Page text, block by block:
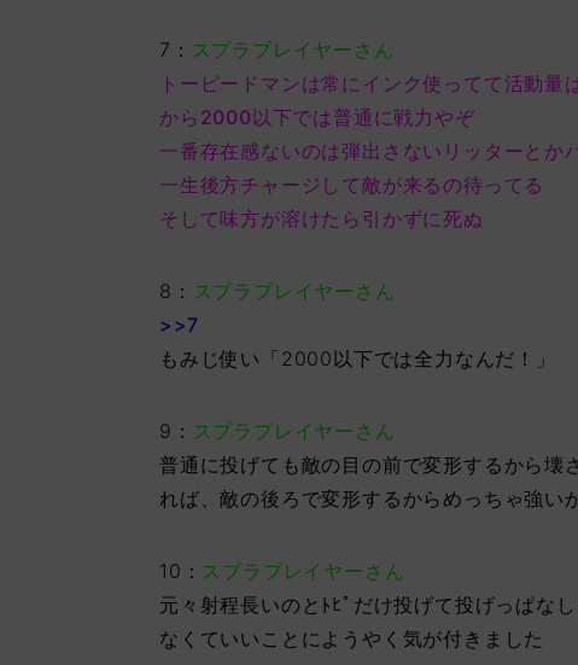
7： スプラプレイヤーさん
トーピードマンは常にインク使ってて活動
から2000以下では普通に戦力やぞ
一番存在感ないのは弾出さないリッターとか
一生後方チャージして敵が来るの待ってる
そして味方が溶けたら引かずに死ぬ
8： スプラプレイヤーさん
>>7
もみじ使い「2000以下では全力なんだ！」
9： スプラプレイヤーさん
普通に投げても敵の目の前で変形するから壊
れば、敵の後ろで変形するからめっちゃ強い
10： スプラプレイヤーさん
元々射程長いのとﾄﾋﾟだけ投げて投げっぱな
なくていいことにようやく気が付きました